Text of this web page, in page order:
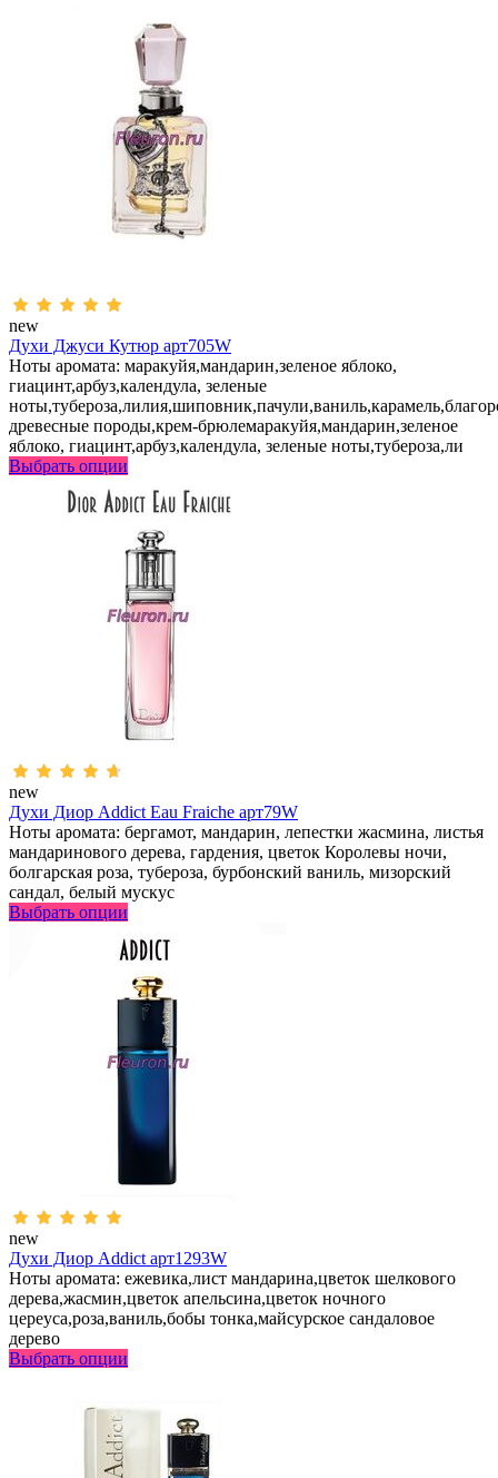
new
Духи Джуси Кутюр арт705W
Ноты аромата: маракуйя,мандарин,зеленое яблоко,
гиацинт,арбуз,календула, зеленые
древесные породы,крем-брюлемаракуйя,мандарин,зеленое
яблоко, гиацинт,арбуз,календула, зеленые ноты,тубероза,ли
Выбрать опции
new
Духи Диор Addict Eau Fraiche арт79W
Ноты аромата: бергамот, мандарин, лепестки жасмина, листья
мандаринового дерева, гардения, цветок Королевы ночи,
болгарская роза, тубероза, бурбонский ваниль, мизорский
сандал, белый мускус
Выбрать опции
new
Духи Диор Addict арт1293W
Ноты аромата: ежевика,лист мандарина,цветок шелкового
дерева,жасмин,цветок апельсина,цветок ночного
цереуса,роза,ваниль,бобы тонка,майсурское сандаловое
дерево
Выбрать опции